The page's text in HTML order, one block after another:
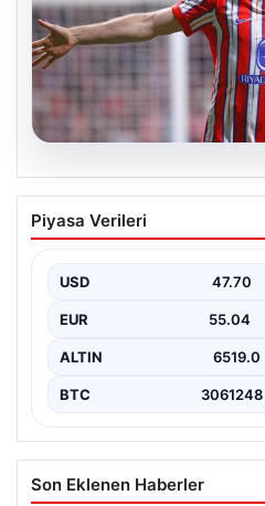
05.08.2026
Sörloth Transfer
ve Beşiktaş
sahne olurken, Süper Lig’in
Piyasa Verileri
USD 47.70
EUR 55.04
ALTIN 6519.0
BTC 3061248
Son Eklenen Haberler